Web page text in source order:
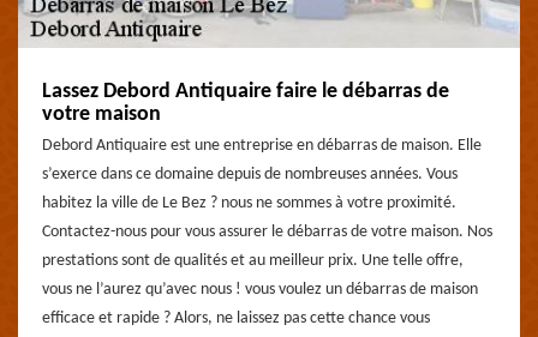
Lassez Debord Antiquaire faire le débarras de
votre maison
Debord Antiquaire est une entreprise en débarras de maison. Elle
s’exerce dans ce domaine depuis de nombreuses années. Vous
habitez la ville de Le Bez ? nous ne sommes à votre proximité.
Contactez-nous pour vous assurer le débarras de votre maison. Nos
prestations sont de qualités et au meilleur prix. Une telle offre,
vous ne l’aurez qu’avec nous ! vous voulez un débarras de maison
efficace et rapide ? Alors, ne laissez pas cette chance vous